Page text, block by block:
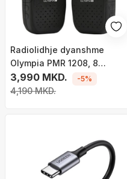
Radiolidhje dyanshme
Olympia PMR 1208, 8
kanale, 446 MHz, e zezë
3,990 MKD.
4,190 MKD.
-5%